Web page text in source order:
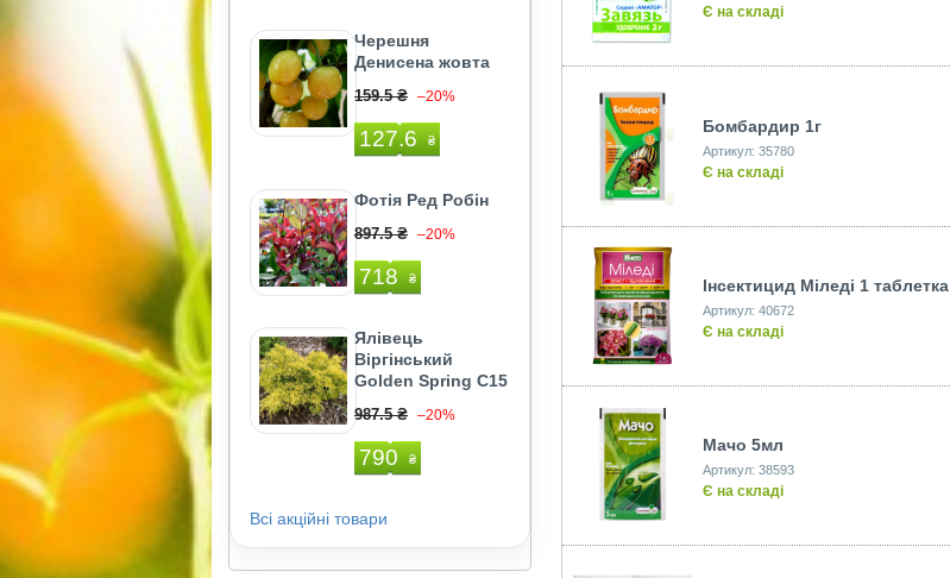
Черешня
Денисена жовта
159.5 ₴ –20%
127.6 ₴
Фотія Ред Робiн
897.5 ₴ –20%
718 ₴
Ялівець
Віргінський
Golden Spring C15
987.5 ₴ –20%
790 ₴
Всі акційні товари
Є на складі
Бомбардир 1г
Артикул: 35780
Є на складі
Інсектицид Міледі 1 таблетка
Артикул: 40672
Є на складі
Мачо 5мл
Артикул: 38593
Є на складі